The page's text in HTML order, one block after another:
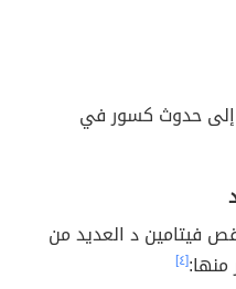
إلى حدوث كسور في
فيتامين د العديد من
منها:[٤]